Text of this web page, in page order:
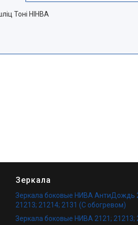
Тоні НІНВА
Зеркала
Зеркала боковые НИВА АнтиДождь
21213; 21214; 2131 (С обогревом)
Зеркала боковые НИВА 2121; 21213;